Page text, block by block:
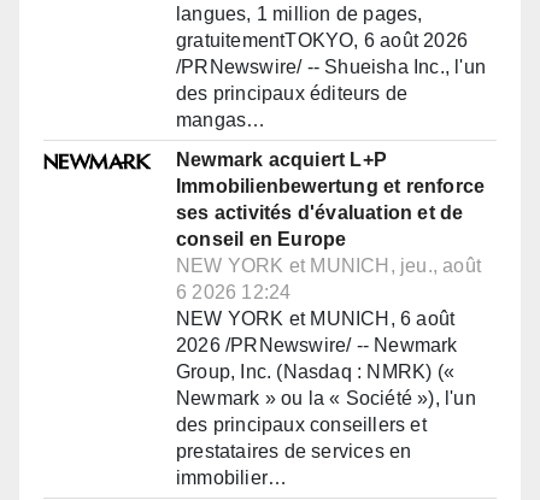
langues, 1 million de pages,
gratuitementTOKYO, 6 août 2026
/PRNewswire/ -- Shueisha Inc., l'un
des principaux éditeurs de
mangas…
Newmark acquiert L+P
Immobilienbewertung et renforce
ses activités d'évaluation et de
conseil en Europe
NEW YORK et MUNICH, jeu., août
6 2026 12:24
NEW YORK et MUNICH, 6 août
2026 /PRNewswire/ -- Newmark
Group, Inc. (Nasdaq : NMRK) («
Newmark » ou la « Société »), l'un
des principaux conseillers et
prestataires de services en
immobilier…